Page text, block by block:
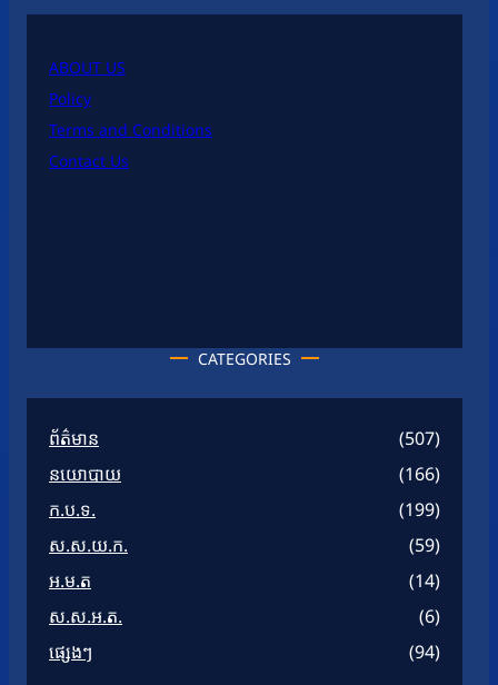
ABOUT US
Policy
Terms and Conditions
Contact Us
CATEGORIES
ព័ត៌មាន
(507)
នយោបាយ
(166)
ក.ប.ទ.
(199)
ស.ស.យ.ក.
(59)
អ.ម.ត
(14)
ស.ស.អ.ត.
(6)
ផ្សេងៗ
(94)